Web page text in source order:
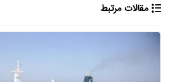
مقالات مرتبط